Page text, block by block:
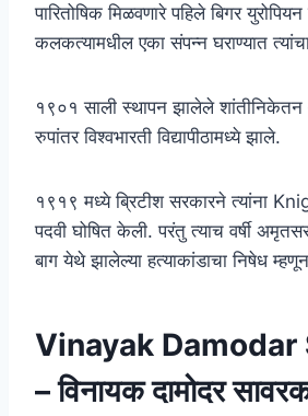
पारितोषिक मिळवणारे पहिले बिगर
कलकत्यामधील एका संपन्न घराण्यात
१९०१ साली स्थापन झालेले
रुपांतर विश्वभारती विद्यापीठामध्ये झाले.
१९१९ मध्ये ब्रिटीश सरकारने त्यांना
पदवी घोषित केली. परंतु त्याच वर्षी
बाग येथे झालेल्या हत्याकांडाचा निषेध
Vinayak Damodar
– विनायक दामोदर